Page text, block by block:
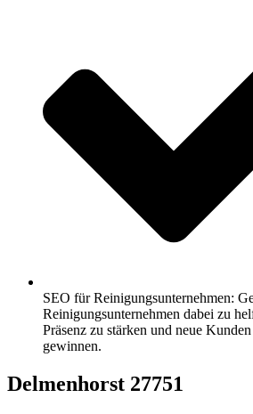
SEO für Reinigungsunternehmen:
Reinigungsunternehmen dabei zu
Präsenz zu stärken und neue
gewinnen.
Delmenhorst 27751